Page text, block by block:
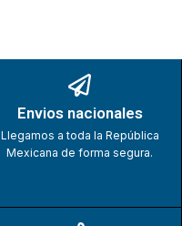
Envios nacionales
Llegamos a toda la República
Mexicana de forma segura.